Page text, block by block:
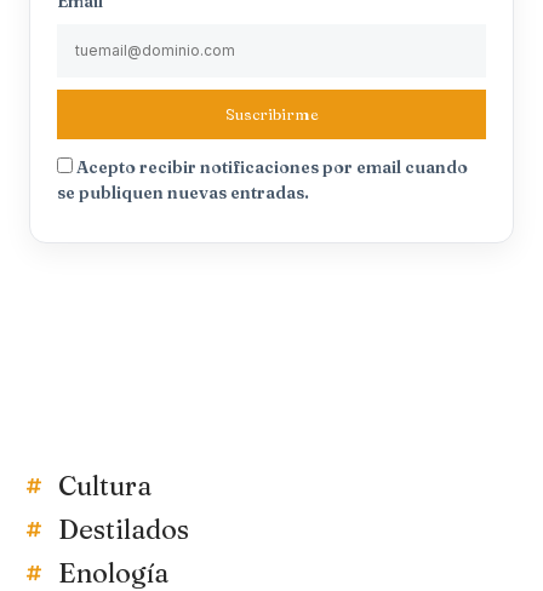
Suscribirme
Acepto recibir notificaciones por email cuando
se publiquen nuevas entradas.
Cultura
Destilados
Enología